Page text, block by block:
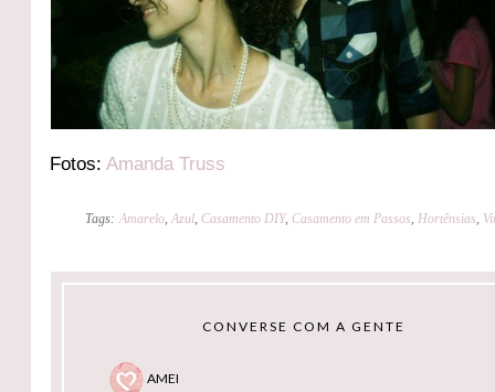
Fotos:Amanda Truss
Tags: Amarelo ,Azul Casamento DIY, Casamento em Passos Hortênsias
CONVERSE COM A GENTE
AMEI